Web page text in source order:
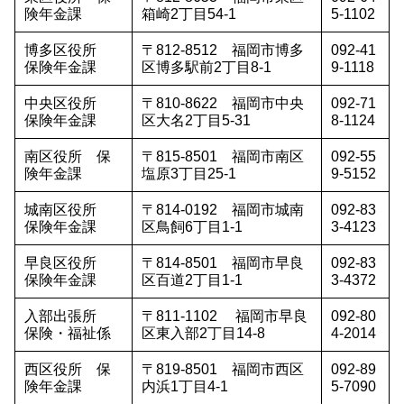
険年金課
箱崎2丁目54-1
5-1102
博多区役所
保険年金課
〒812-8512 福岡市博多
区博多駅前2丁目8-1
092-41
9-1118
中央区役所
保険年金課
〒810-8622 福岡市中央
区大名2丁目5-31
092-71
8-1124
南区役所 保
険年金課
〒815-8501 福岡市南区
塩原3丁目25-1
092-55
9-5152
城南区役所
保険年金課
〒814-0192 福岡市城南
区鳥飼6丁目1-1
092-83
3-4123
早良区役所
保険年金課
〒814-8501 福岡市早良
区百道2丁目1-1
092-83
3-4372
入部出張所
保険・福祉係
〒811-1102 福岡市早良
区東入部2丁目14-8
092-80
4-2014
西区役所 保
険年金課
〒819-8501 福岡市西区
内浜1丁目4-1
092-89
5-7090